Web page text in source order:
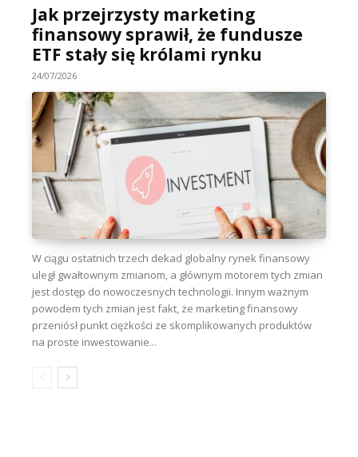
Jak przejrzysty marketing
finansowy sprawił, że fundusze
ETF stały się królami rynku
24/07/2026
W ciągu ostatnich trzech dekad globalny rynek finansowy
uległ gwałtownym zmianom, a głównym motorem tych zmian
jest dostęp do nowoczesnych technologii. Innym ważnym
powodem tych zmian jest fakt, że marketing finansowy
przeniósł punkt ciężkości ze skomplikowanych produktów
na proste inwestowanie...